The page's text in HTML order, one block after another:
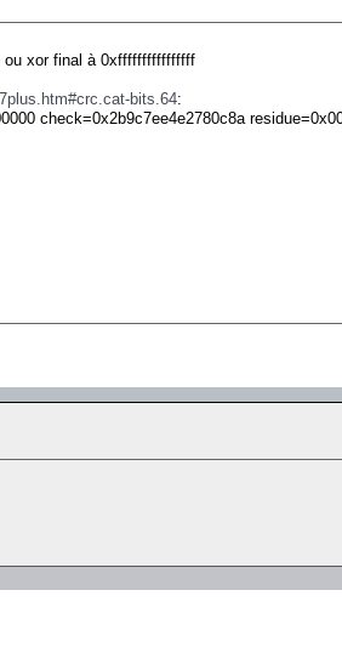
ou xor final à 0xffffffffffffffff
bits.64:
check=0x2b9c7ee4e2780c8a